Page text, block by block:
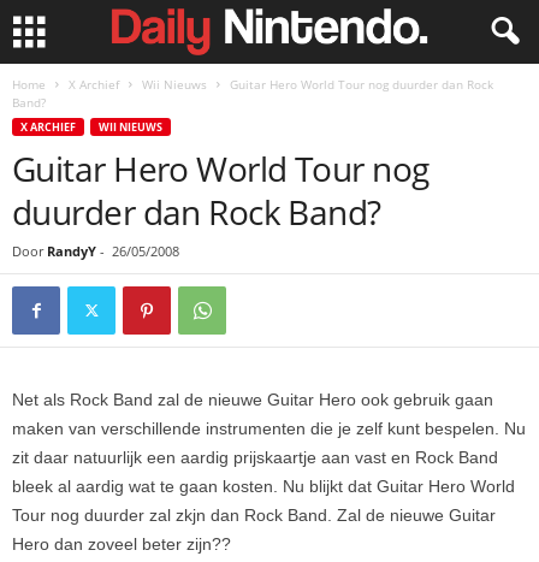
Home X Archief Wii Nieuws
Guitar Hero World Tour nog duurder dan Rock
Band?
X ARCHIEF WII NIEUWS
Guitar Hero World Tour nog
duurder dan Rock Band?
Door RandyY - 26/05/2008
Net als Rock Band zal de nieuwe Guitar Hero ook gebruik gaan
maken van verschillende instrumenten die je zelf kunt bespelen. Nu
zit daar natuurlijk een aardig prijskaartje aan vast en Rock Band
bleek al aardig wat te gaan kosten. Nu blijkt dat Guitar Hero World
Tour nog duurder zal zkjn dan Rock Band. Zal de nieuwe Guitar
Hero dan zoveel beter zijn??